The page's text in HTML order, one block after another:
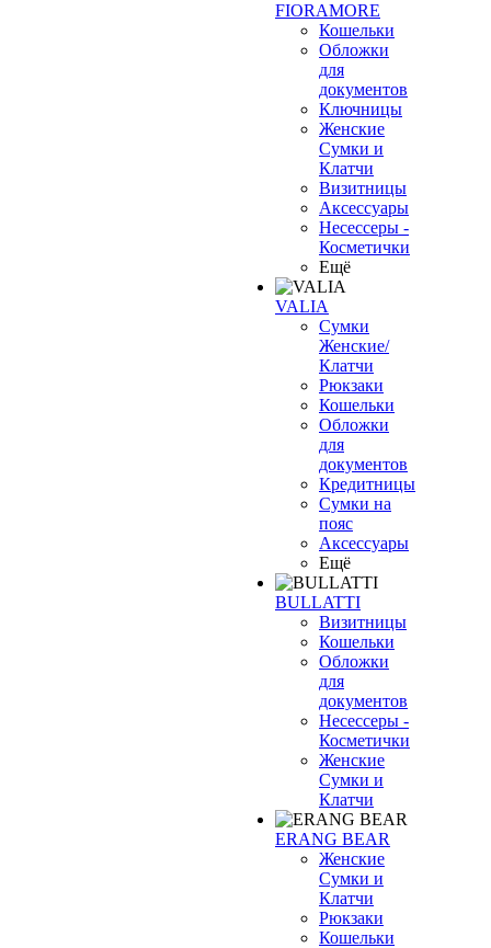
FIORAMORE
Кошельки
Обложки
для
документов
Ключницы
Женские
Сумки и
Клатчи
Визитницы
Аксессуары
Несессеры -
Косметички
Ещё
VALIA
Сумки
Женские/
Клатчи
Рюкзаки
Кошельки
Обложки
для
документов
Кредитницы
Сумки на
пояс
Аксессуары
Ещё
BULLATTI
Визитницы
Кошельки
Обложки
для
документов
Несессеры -
Косметички
Женские
Сумки и
Клатчи
ERANG BEAR
Женские
Сумки и
Клатчи
Рюкзаки
Кошельки